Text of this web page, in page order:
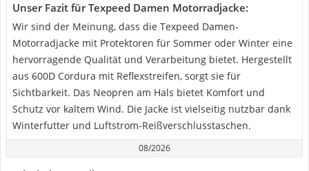
Unser Fazit für Texpeed Damen Motorradjacke:
Wir sind der Meinung, dass die Texpeed Damen-
Motorradjacke mit Protektoren für Sommer oder Winter eine
hervorragende Qualität und Verarbeitung bietet. Hergestellt
aus 600D Cordura mit Reflexstreifen, sorgt sie für
Sichtbarkeit. Das Neopren am Hals bietet Komfort und
Schutz vor kaltem Wind. Die Jacke ist vielseitig nutzbar dank
Winterfutter und Luftstrom-Reißverschlusstaschen.
08/2026